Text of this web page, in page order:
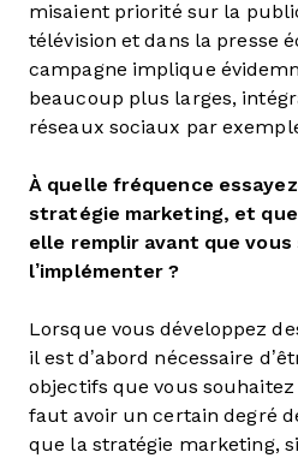
misaient priorité sur la
télévision et dans la presse
campagne implique
beaucoup plus larges,
réseaux sociaux par
À quelle fréquence
stratégie marketing, et
elle remplir avant que vous
l’implémenter ?
Lorsque vous développez
il est d’abord nécessaire
objectifs que vous
faut avoir un certain degré
que la stratégie marketing,